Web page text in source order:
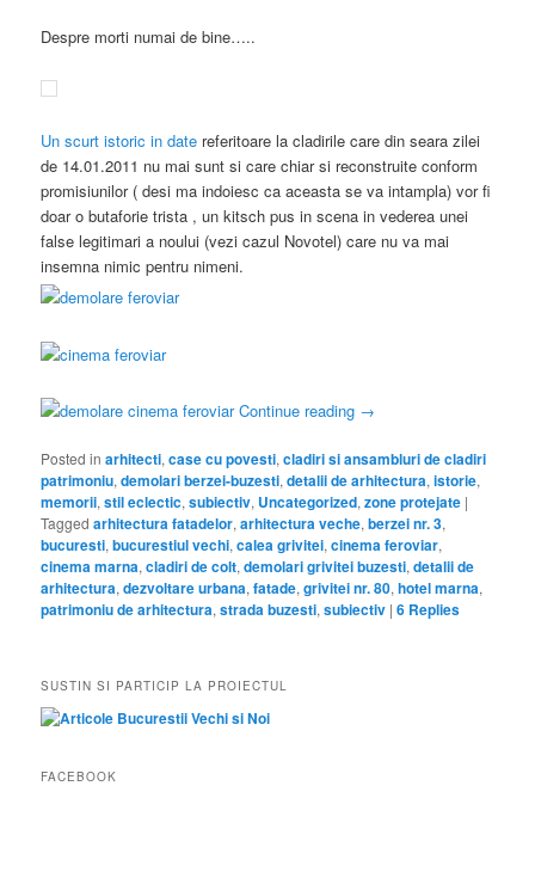
Despre morti numai de bine…..
Un scurt istoric in date referitoare la cladirile care din seara zilei
de 14.01.2011 nu mai sunt si care chiar si reconstruite conform
promisiunilor ( desi ma indoiesc ca aceasta se va intampla) vor fi
doar o butaforie trista , un kitsch pus in scena in vederea unei
false legitimari a noului (vezi cazul Novotel) care nu va mai
insemna nimic pentru nimeni.
Continue reading →
Posted in arhitecti,case cu povesti,cladiri si ansambluri de cladiri
patrimoniu,demolari berzei-buzesti,detalii de arhitectura,istorie,
memorii,stil eclectic,subiectiv, Uncategorized,zone protejate |
Tagged arhitectura fatadelor,arhitectura veche,berzei nr. 3,
bucuresti,bucurestiul vechi,calea grivitei,cinema feroviar,
cinema marna,cladiri de colt,demolari grivitei buzesti,detalii de
arhitectura,dezvoltare urbana,fatade,grivitei nr. 80,hotel marna,
patrimoniu de arhitectura,strada buzesti,subiectiv |6 Replies
SUSTIN SI PARTICIP LA PROIECTUL
FACEBOOK